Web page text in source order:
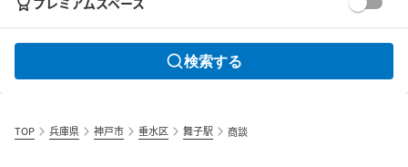
検索する
TOP 兵庫県 神戸市 垂水区 舞子駅 商談